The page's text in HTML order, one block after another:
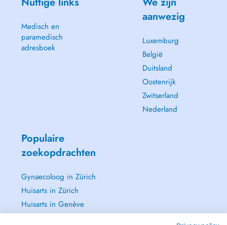
Medisch en
paramedisch
adresboek
aanwezig
Luxemburg
België
Duitsland
Oostenrijk
Zwitserland
Nederland
Populaire
zoekopdrachten
Gynaecoloog in Zürich
Huisarts in Zürich
Huisarts in Genève